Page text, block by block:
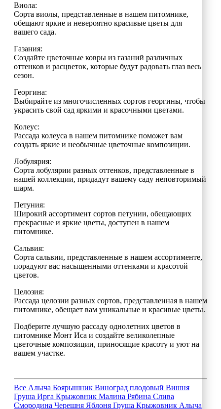
Виола:
Сорта виолы, представленные в нашем питомнике,
обещают яркие и невероятно красивые цветы для
вашего сада.
Газания:
Создайте цветочные ковры из газаний различных
оттенков и расцветок, которые будут радовать глаз весь
сезон.
Георгина:
Выбирайте из многочисленных сортов георгины, чтобы
украсить свой сад яркими и красочными цветами.
Колеус:
Рассада колеуса в нашем питомнике поможет вам
создать яркие и необычные цветочные композиции.
Лобулярия:
Сорта лобулярии разных оттенков, представленные в
нашей коллекции, придадут вашему саду неповторимый
шарм.
Петуния:
Широкий ассортимент сортов петунии, обещающих
прекрасные и яркие цветы, доступен в нашем
питомнике.
Сальвия:
Сорта сальвии, представленные в нашем ассортименте,
порадуют вас насыщенными оттенками и красотой
цветов.
Целозия:
Рассада целозии разных сортов, представленная в нашем
питомнике, обещает вам уникальные и красивые цветы.
Подберите лучшую рассаду однолетних цветов в
питомнике Монт Иса и создайте великолепные
цветочные композиции, приносящие красоту и уют на
вашем участке.
Все Алыча Боярышник Виноград плодовый Вишня
Груша Ирга Крыжовник Малина Рябина Слива
Смородина Черешня Яблоня Груша Крыжовник Алыча